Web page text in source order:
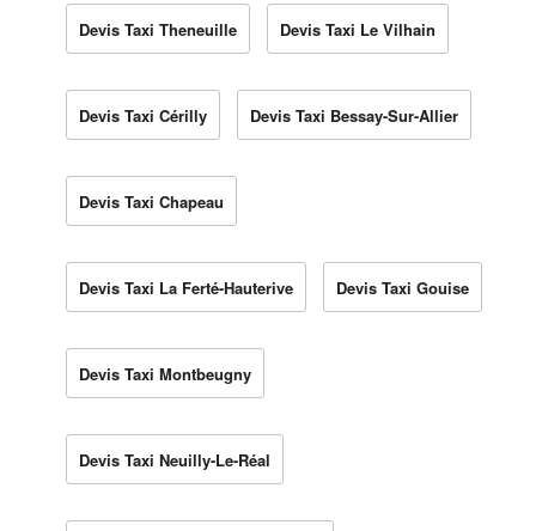
Devis Taxi Theneuille Devis Taxi Le Vilhain
Devis Taxi Cérilly Devis Taxi Bessay-Sur-Allier
Devis Taxi Chapeau
Devis Taxi La Ferté-Hauterive Devis Taxi Gouise
Devis Taxi Montbeugny
Devis Taxi Neuilly-Le-Réal